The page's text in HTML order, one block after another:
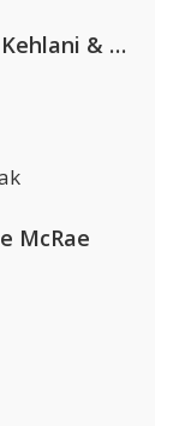
Hugel, David Guetta, Kehlani & Daecolm
McRae